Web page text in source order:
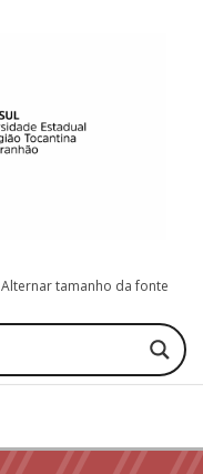
Alternar tamanho da fonte